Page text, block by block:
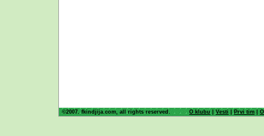
©2007. fkindjija.com, all rights reserved. O klubu |Vesti | Prvi tim |